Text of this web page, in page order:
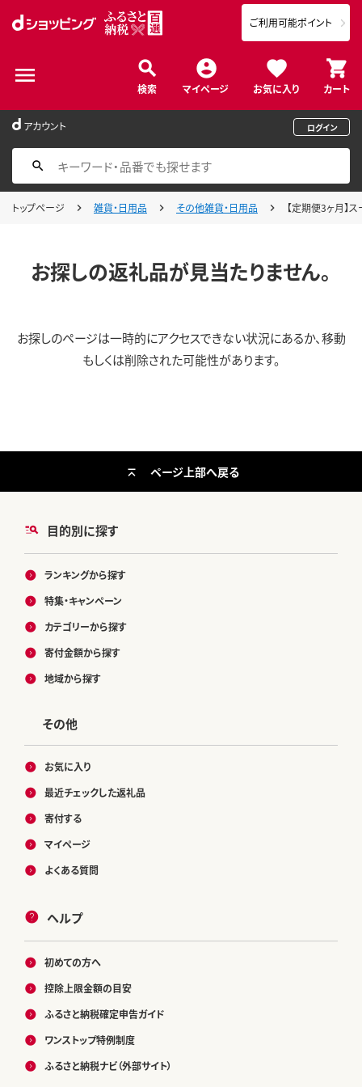
検索 マイページ お気に入り カート
ご利用可能ポイント
アカウント ログイン
トップページ 雑貨・日用品 その他雑貨・日用品 【定期便3ヶ月】
お探しの返礼品が見当たりません。
お探しのページは一時的にアクセスできない状況にあるか、移動
もしくは削除された可能性があります。
目的別に探す
ランキングから探す
特集・キャンペーン
カテゴリーから探す
寄付金額から探す
地域から探す
その他
お気に入り
最近チェックした返礼品
寄付する
マイページ
よくある質問
ヘルプ
初めての方へ
控除上限金額の目安
ふるさと納税確定申告ガイド
ワンストップ特例制度
ふるさと納税ナビ（外部サイト）
ページ上部へ戻る